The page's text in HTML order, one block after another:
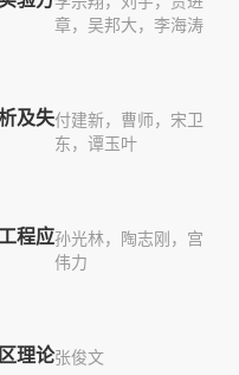
章，吴邦大，李海涛
及失付建新，曹师，宋卫
东，谭玉叶
程应孙光林，陶志刚，宫
伟力
理论张俊文